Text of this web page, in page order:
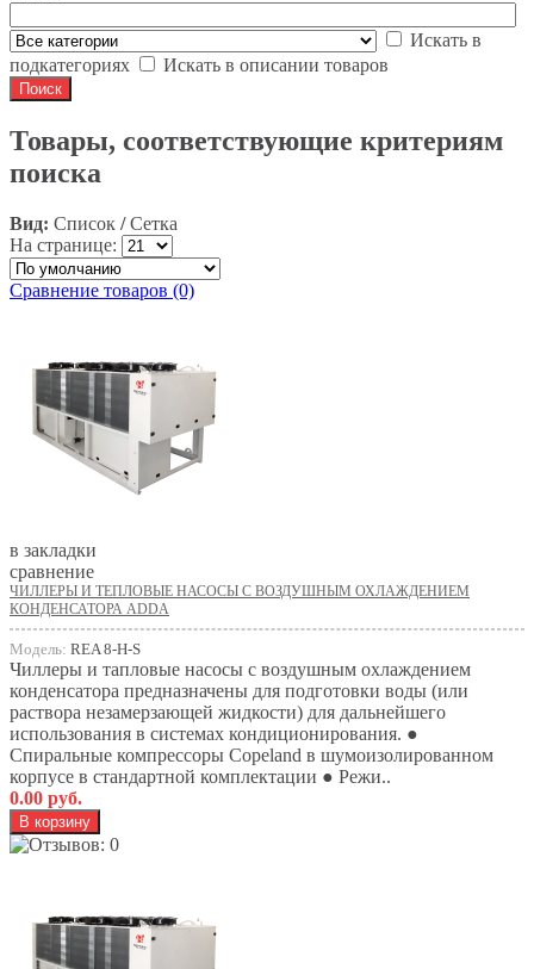
Искать в
подкатегориях
Искать в описании товаров
Товары, соответствующие критериям
поиска
Вид: Список / Сетка
На странице:
Сравнение товаров (0)
в закладки
сравнение
ЧИЛЛЕРЫ И ТЕПЛОВЫЕ НАСОСЫ С ВОЗДУШНЫМ ОХЛАЖДЕНИЕМ
КОНДЕНСАТОРА ADDA
Модель: REA 8-H-S
Чиллеры и тапловые насосы с воздушным охлаждением
конденсатора предназначены для подготовки воды (или
раствора незамерзающей жидкости) для дальнейшего
использования в системах кондиционирования. ●
Спиральные компрессоры Copeland в шумоизолированном
корпусе в стандартной комплектации ● Режи..
0.00 руб.